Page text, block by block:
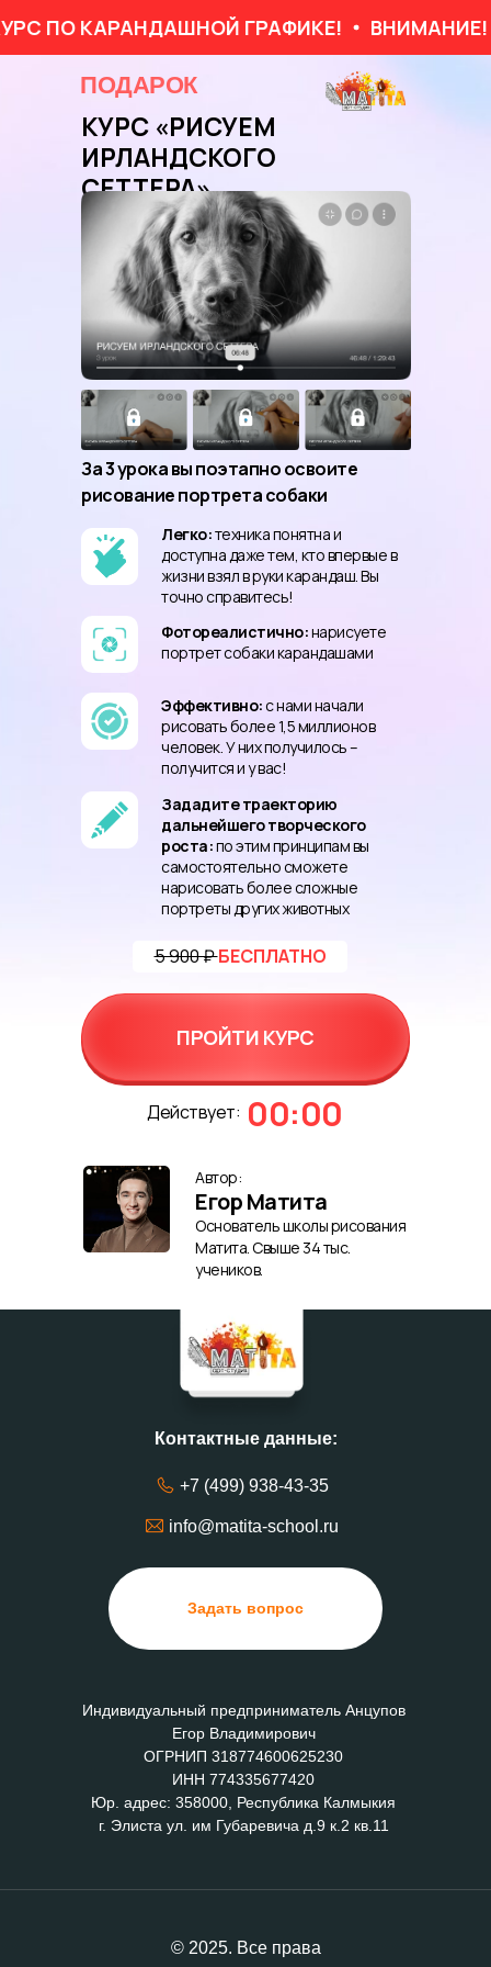
ПО КАРАНДАШНОЙ ГРАФИКЕ!
Легко:техника понятна и
доступна даже тем, кто впервые в
жизни взял в руки карандаш. Вы
точно справитесь!
ПОДАРОК
ПРОЙТИ КУРС
Действует: 00:00
КУРС «РИСУЕМ
ИРЛАНДСКОГО
СЕТТЕРА»
За 3 урока вы поэтапно освоите
рисование портрета собаки
Фотореалистично:нарисуете
портрет собаки карандашами
Эффективно:с нами начали
рисовать более 1,5 миллионов
человек. У них получилось –
получится и у вас!
Зададите траекторию
дальнейшего творческого
роста:по этим принципам вы
самостоятельно сможете
нарисовать более сложные
портреты других животных
Автор:
Егор Матита
Основатель школы рисования
Матита. Свыше 34 тыс.
учеников.
5 900 ₽БЕСПЛАТНО
© 2025. Все права
Задать вопрос
+7 (499) 938-43-35
info@matita-school.ru
Контактные данные:
Индивидуальный предприниматель Анцупов
Егор Владимирович
ОГРНИП 318774600625230
ИНН 774335677420
Юр. адрес: 358000, Республика Калмыкия
г. Элиста ул. им Губаревича д.9 к.2 кв.11